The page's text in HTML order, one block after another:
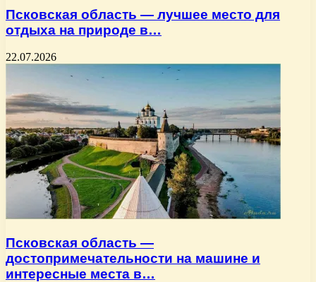
Псковская область — лучшее место для
отдыха на природе в…
22.07.2026
Псковская область —
достопримечательности на машине и
интересные места в…